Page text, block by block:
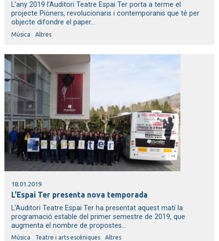
L’any 2019 l’Auditori Teatre Espai Ter porta a terme el
projecte Pioners, revolucionaris i contemporanis que té per
objecte difondre el paper...
Música Altres
18.01.2019
L'Espai Ter presenta nova temporada
L'Auditori Teatre Espai Ter ha presentat aquest matí la
programació estable del primer semestre de 2019, que
augmenta el nombre de propostes...
Música Teatre i arts escèniques Altres